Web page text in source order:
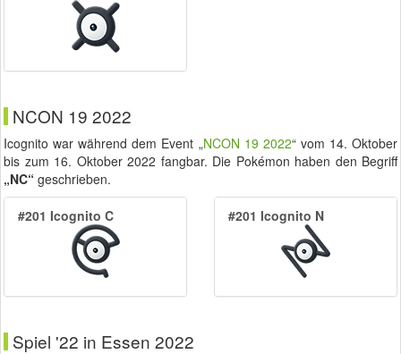
NCON 19 2022
Icognito war während dem Event „NCON 19 2022“ vom 14. Oktober
bis zum 16. Oktober 2022 fangbar. Die Pokémon haben den Begriff
„NC“ geschrieben.
#201 Icognito C #201 Icognito N
Spiel '22 in Essen 2022